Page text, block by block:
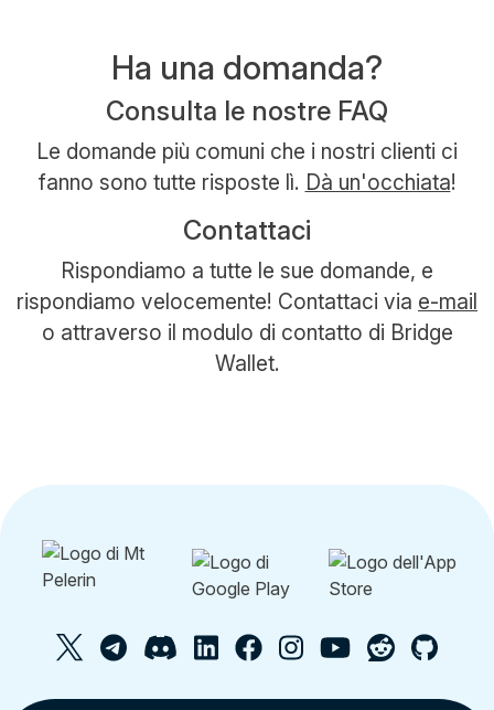
Ha una domanda?
Consulta le nostre FAQ
Le domande più comuni che i nostri clienti ci
fanno sono tutte risposte lì. Dà un'occhiata!
Contattaci
Rispondiamo a tutte le sue domande, e
rispondiamo velocemente! Contattaci via e-mail
o attraverso il modulo di contatto di Bridge
Wallet.